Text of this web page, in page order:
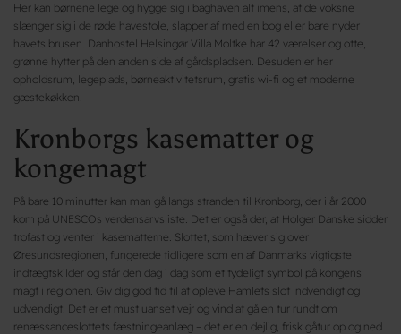
Her kan børnene lege og hygge sig i baghaven alt imens, at de voksne
slænger sig i de røde havestole, slapper af med en bog eller bare nyder
havets brusen. Danhostel Helsingør Villa Moltke har 42 værelser og otte,
grønne hytter på den anden side af gårdspladsen. Desuden er her
opholdsrum, legeplads, børneaktivitetsrum, gratis wi-fi og et moderne
gæstekøkken.
Kronborgs kasematter og
kongemagt
På bare 10 minutter kan man gå langs stranden til Kronborg, der i år 2000
kom på UNESCOs verdensarvsliste. Det er også der, at Holger Danske sidder
trofast og venter i kasematterne. Slottet, som hæver sig over
Øresundsregionen, fungerede tidligere som en af Danmarks vigtigste
indtægtskilder og står den dag i dag som et tydeligt symbol på kongens
magt i regionen. Giv dig god tid til at opleve Hamlets slot indvendigt og
udvendigt. Det er et must uanset vejr og vind at gå en tur rundt om
renæssanceslottets fæstningeanlæg – det er en dejlig, frisk gåtur op og ned